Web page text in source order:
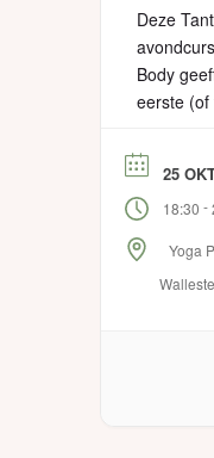
Deze
Body
eerste
zo’n 12
per jaar.
gingen je
cursus
hand van
25
18:30 -
Yoga